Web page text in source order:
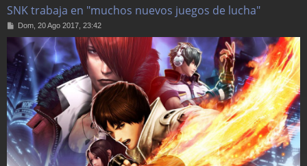
SNK trabaja en "muchos nuevos juegos de lucha"
M
s
a
e
Dom, 20 Ago 2017, 23:42